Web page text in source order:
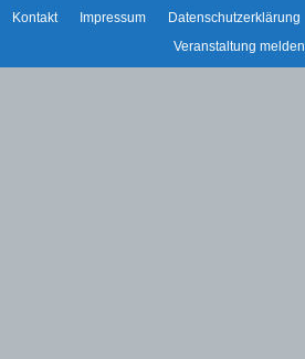
Kontakt Impressum Datenschutzerklärung
Veranstaltung melden